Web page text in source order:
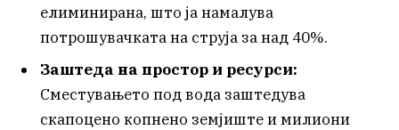
елиминирана, што ја намалува
потрошувачката на струја за над 40%.
Заштеда на простор и ресурси:
Сместувањето под вода заштедува
скапоцено копнено земјиште и милиони